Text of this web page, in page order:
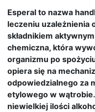
Esperal to nazwa
leczeniu uzależnienia
składnikiem
chemiczna, która
organizmu po
opiera się na
odpowiedzialnego za
etylowego w
niewielkiej ilości